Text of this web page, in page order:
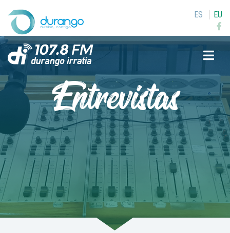
ES EU
Entrevistas